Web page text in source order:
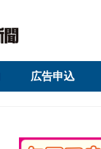
広告申込